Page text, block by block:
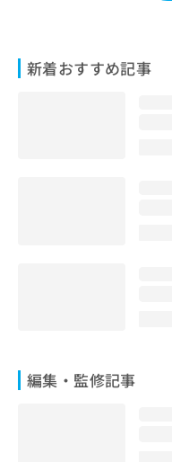
新着おすすめ記事
編集・監修記事
合